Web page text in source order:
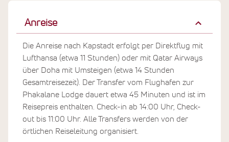
Anreise
Die Anreise nach Kapstadt erfolgt per Direktflug mit
Lufthansa (etwa 11 Stunden) oder mit Qatar Airways
über Doha mit Umsteigen (etwa 14 Stunden
Gesamtreisezeit). Der Transfer vom Flughafen zur
Phakalane Lodge dauert etwa 45 Minuten und ist im
Reisepreis enthalten. Check-in ab 14:00 Uhr, Check-
out bis 11:00 Uhr. Alle Transfers werden von der
örtlichen Reiseleitung organisiert.